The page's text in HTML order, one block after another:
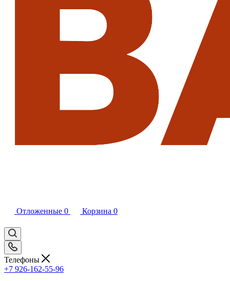
Отложенные 0 Корзина 0
Телефоны
+7 926-162-55-96